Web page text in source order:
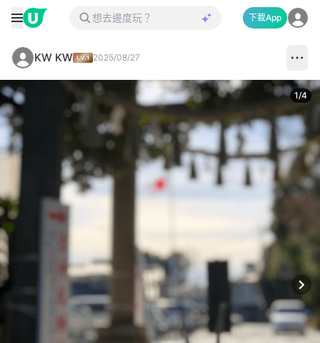
下載App
KW KW 2025/08/27
1/4